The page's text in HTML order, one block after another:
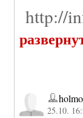
http://
25.10.